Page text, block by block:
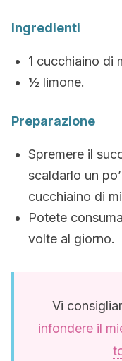
Ingredienti
1 cucchiaino di
½ limone.
Preparazione
Spremere il
scaldarlo un
cucchiaino di
Potete
volte al giorno.
Vi
infondere il